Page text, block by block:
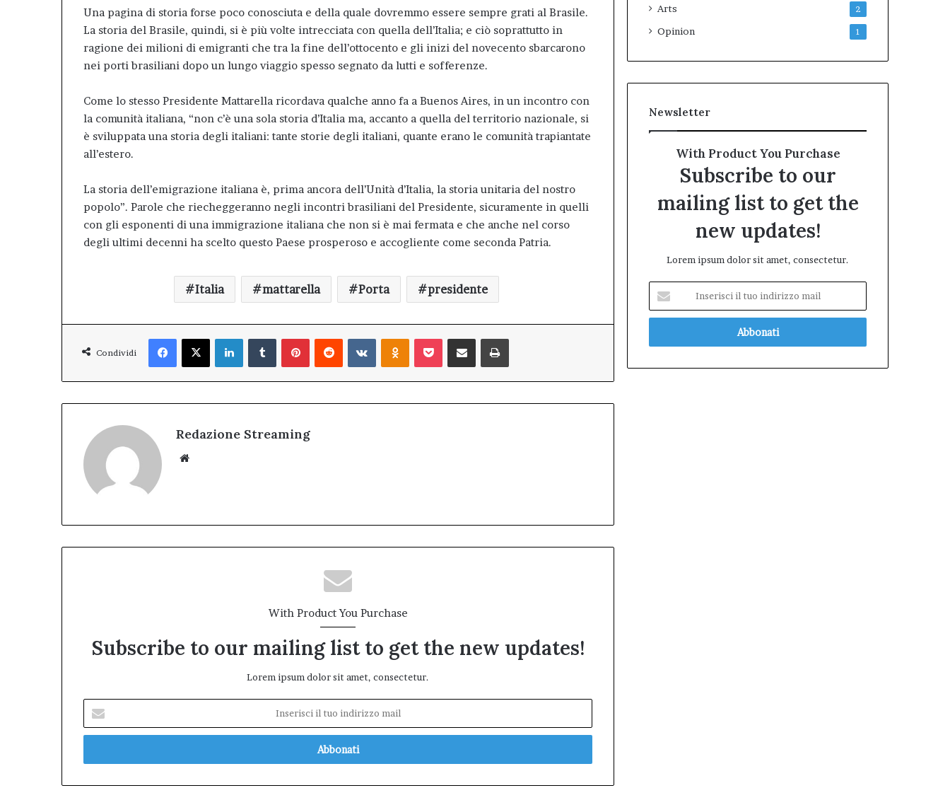
Una pagina di storia forse poco conosciuta e della quale dovremmo essere sempre grati al Brasile.
La storia del Brasile, quindi, si è più volte intrecciata con quella dell’Italia; e ciò soprattutto in
ragione dei milioni di emigranti che tra la fine dell’ottocento e gli inizi del novecento sbarcarono
nei porti brasiliani dopo un lungo viaggio spesso segnato da lutti e sofferenze.
Come lo stesso Presidente Mattarella ricordava qualche anno fa a Buenos Aires, in un incontro con
la comunità italiana, “non c’è una sola storia d’Italia ma, accanto a quella del territorio nazionale, si
è sviluppata una storia degli italiani: tante storie degli italiani, quante erano le comunità trapiantate
all’estero.
La storia dell’emigrazione italiana è, prima ancora dell’Unità d’Italia, la storia unitaria del nostro
popolo”. Parole che riecheggeranno negli incontri brasiliani del Presidente, sicuramente in quelli
con gli esponenti di una immigrazione italiana che non si è mai fermata e che anche nel corso
degli ultimi decenni ha scelto questo Paese prosperoso e accogliente come seconda Patria.
Italia mattarella Porta presidente
Condividi
Facebook
X LinkedInTumblrPinterestReddit VKontakteOdnoklassniki
Pocket Condividi via mail Stampa
Redazione Streaming
With Product You Purchase
Subscribe to our mailing list to get the new updates!
Lorem ipsum dolor sit amet, consectetur.
tuo
mail
Arts 2
Opinion 1
Newsletter
With Product You Purchase
Subscribe to our
mailing list to get the
new updates!
Lorem ipsum dolor sit amet, consectetur.
tuo
mail